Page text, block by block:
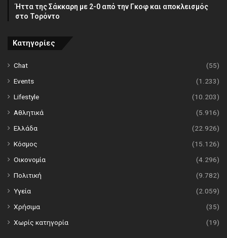
Ήττα της Σάκκαρη με 2-0 από την Γκοφ και αποκλεισμός
στο Τορόντο
Κατηγορίες
Chat
(55)
Events
(1.233)
Lifestyle
(10.203)
Αθλητικά
(5.916)
Ελλάδα
(22.926)
Κόσμος
(15.126)
Οικονομία
(4.296)
Πολιτική
(9.782)
Υγεία
(2.059)
Χρήσιμα
(35)
Χωρίς κατηγορία
(19)